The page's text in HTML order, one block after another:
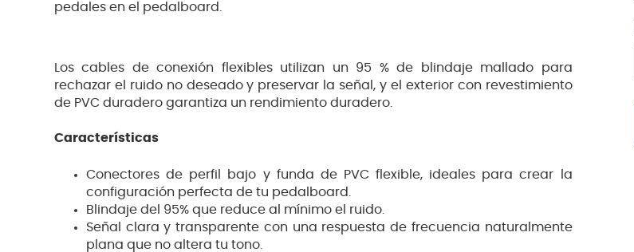
pedales en el pedalboard.
Los cables de conexión flexibles utilizan un 95 % de blindaje mallado para
rechazar el ruido no deseado y preservar la señal, y el exterior con revestimiento
de PVC duradero garantiza un rendimiento duradero.
Características
Conectores de perfil bajo y funda de PVC flexible, ideales para crear la
configuración perfecta de tu pedalboard.
Blindaje del 95% que reduce al mínimo el ruido.
Señal clara y transparente con una respuesta de frecuencia naturalmente
plana que no altera tu tono.